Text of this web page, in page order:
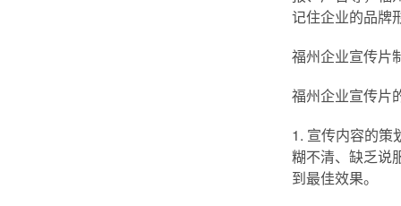
记住企业的品牌
福州企业宣传片
福州企业宣传片
1. 宣传内容的策
糊不清、缺乏说
到最佳效果。